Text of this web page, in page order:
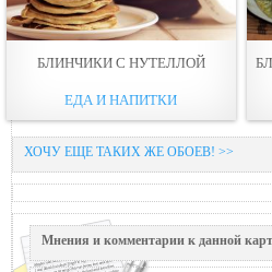
БЛИНЧИКИ С НУТЕЛЛОЙ
ЕДА И НАПИТКИ
ХОЧУ ЕЩЕ ТАКИХ ЖЕ ОБОЕВ! >>
Мнения и комментарии к данной